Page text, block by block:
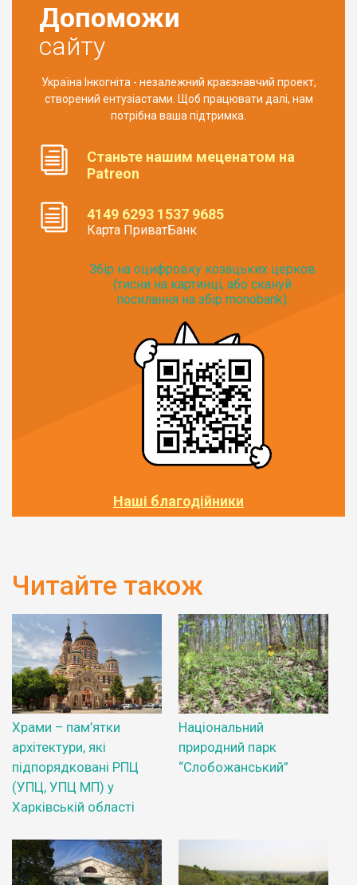
Допоможи
сайту
Україна Інкогніта - незалежний краєзнавчий проект,
створений ентузіастами. Щоб працювати далі, нам
потрібна ваша підтримка.
Станьте нашим меценатом на
Patreon
4149 6293 1537 9685
Карта ПриватБанк
Збір на оцифровку козацьких церков
(тисни на картинці, або скануй
посилання на збір monobank):
Наші благодійники
Читайте також
Храми – пам’ятки
архітектури, які
підпорядковані РПЦ
(УПЦ, УПЦ МП) у
Харківській області
Національний
природний парк
“Слобожанський”